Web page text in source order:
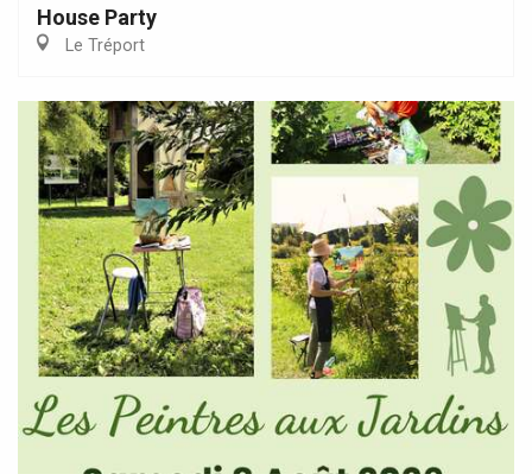
House Party
Le Tréport